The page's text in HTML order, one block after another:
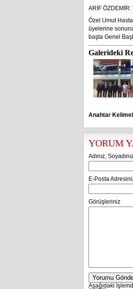
ARİF
Özel Umut
üyelerine
başta Genel
Galerideki
Anahtar
YORUM
Adınız,
E-Posta
Görüşleriniz
Yorumu
Aşağıdaki